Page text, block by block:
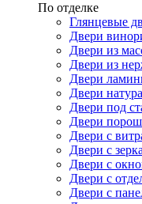
По отделке
Глянцевые
Двери
Двери из
Двери из
Двери
Двери
Двери под
Двери
Двери с
Двери с
Двери с
Двери с
Двери с